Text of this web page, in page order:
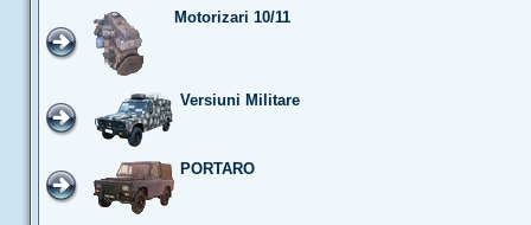
Motorizari 10/11
Versiuni Militare
PORTARO